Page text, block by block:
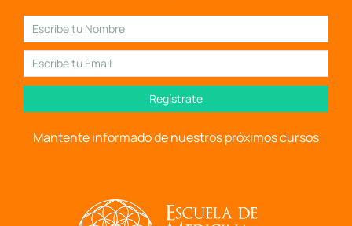
Regístrate
Mantente informado de nuestros próximos cursos